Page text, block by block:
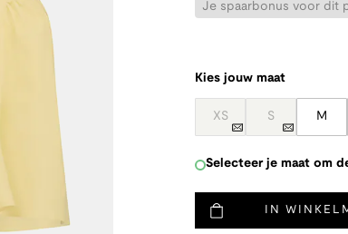
Je spaarbonus voor dit
Kies jouw maat
XS S M
Selecteer je maat om
IN